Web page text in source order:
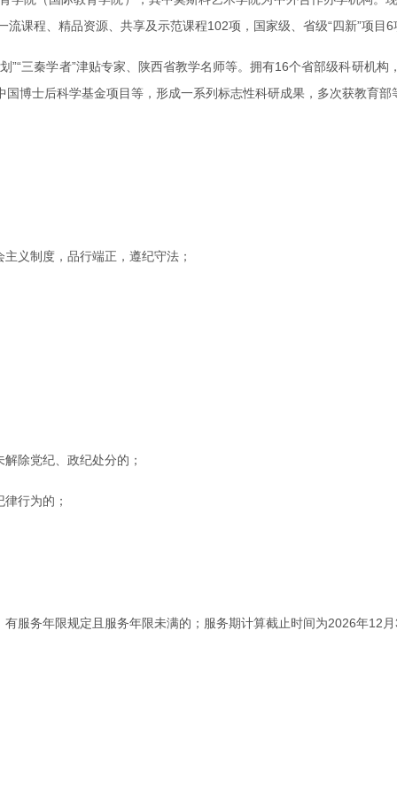
课程、精品资源、共享及示范课程102项，国家级、省级“四新”项目6
”“三秦学者”津贴专家、陕西省教学名师等。拥有16个省部级科研机
博士后科学基金项目等，形成一系列标志性科研成果，多次获教育部
义制度，品行端正，遵纪守法；
除党纪、政纪处分的；
行为的；
服务年限规定且服务年限未满的；服务期计算截止时间为2026年12